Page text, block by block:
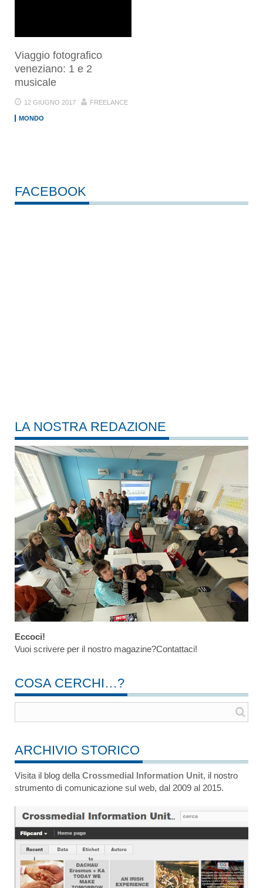
Viaggio fotografico
veneziano: 1 e 2
musicale
12 GIUGNO 2017 FREELANCE
MONDO
FACEBOOK
LA NOSTRA REDAZIONE
Eccoci!
Vuoi scrivere per il nostro magazine?Contattaci!
COSA CERCHI…?
ARCHIVIO STORICO
Visita il blog della Crossmedial Information Unit, il nostro
strumento di comunicazione sul web, dal 2009 al 2015.